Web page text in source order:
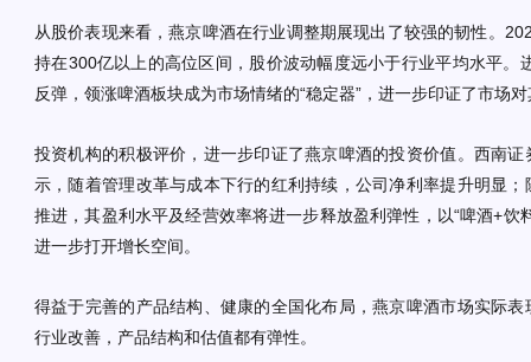
从股价表现来看，燕京啤酒在行业调整期展现出了较强的韧性。
持在300亿以上的高位区间，股价波动幅度远小于行业平均水平。
反弹，领涨啤酒板块成为市场情绪的“稳定器”，进一步印证了市场
投资机构的积极评价，进一步印证了燕京啤酒的投资价值。西南
示，随着管理改革与成本下行的红利持续，公司净利率提升明显
推进，其盈利水平及经营效率将进一步释放盈利弹性，以“啤酒+饮
进一步打开增长空间。
得益于完善的产品结构、健康的全国化布局，燕京啤酒市场实际
行业改善，产品结构和估值都有弹性。